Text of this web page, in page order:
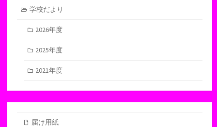
学校だより
2026年度
2025年度
2021年度
届け用紙